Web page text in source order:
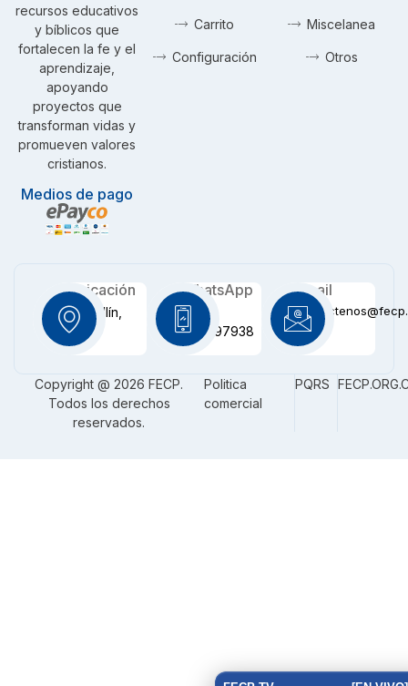
recursos educativos
y bíblicos que
fortalecen la fe y el
aprendizaje,
apoyando
proyectos que
transforman vidas y
promueven valores
cristianos.
Medios de pago
Carrito
Configuración
Miscelanea
Otros
Ubicación
Medellín,
CO
WhatsApp
+57
3116097938
Email
Copyright @ 2026 FECP.
Todos los derechos
reservados.
Politica
comercial
PQRS